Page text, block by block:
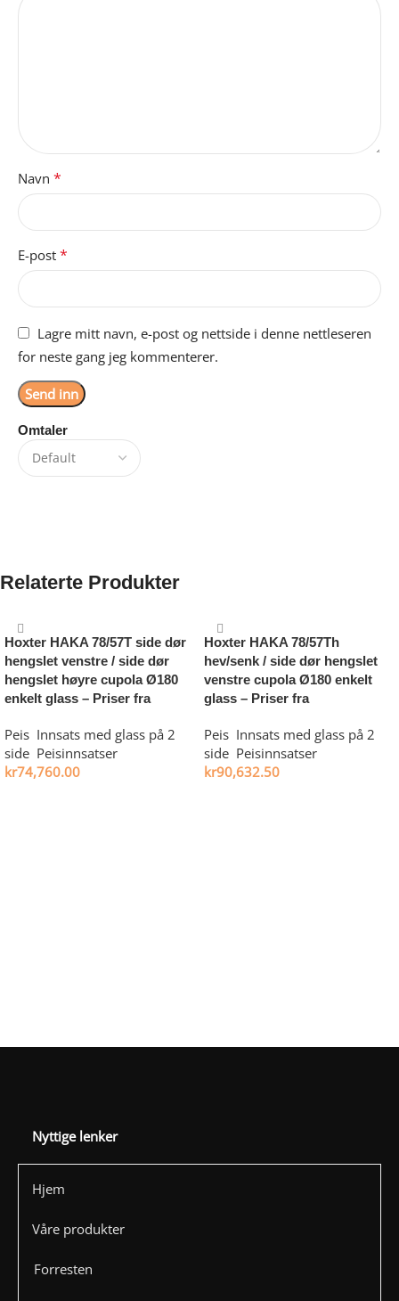
Omtaler
Navn *
E-post *
Lagre mitt navn, e-post og nettside i denne nettleseren
for neste gang jeg kommenterer.
Relaterte Produkter
Hoxter HAKA 78/57T side dør
hengslet venstre / side dør
hengslet høyre cupola Ø180
enkelt glass – Priser fra
Peis Innsats med glass på 2
side Peisinnsatser
kr74,760.00
Hoxter HAKA 78/57Th
hev/senk / side dør hengslet
venstre cupola Ø180 enkelt
glass – Priser fra
Peis Innsats med glass på 2
side Peisinnsatser
kr90,632.50
Nyttige lenker
Hjem
Våre produkter
Forresten